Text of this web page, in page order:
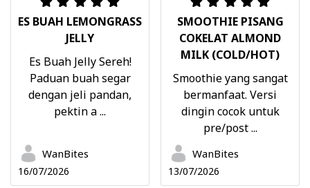
ES BUAH LEMONGRASS
JELLY
Es Buah Jelly Sereh!
Paduan buah segar
dengan jeli pandan,
pektin a ...
WanBites
16/07/2026
SMOOTHIE PISANG
COKELAT ALMOND
MILK (COLD/HOT)
Smoothie yang sangat
bermanfaat. Versi
dingin cocok untuk
pre/post ...
WanBites
13/07/2026